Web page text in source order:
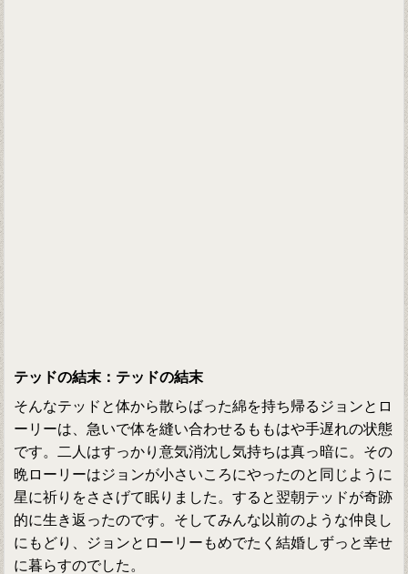
テッドの結末：テッドの結末
そんなテッドと体から散らばった綿を持ち帰るジョンとロ
ーリーは、急いで体を縫い合わせるももはや手遅れの状態
です。二人はすっかり意気消沈し気持ちは真っ暗に。その
晩ローリーはジョンが小さいころにやったのと同じように
星に祈りをささげて眠りました。すると翌朝テッドが奇跡
的に生き返ったのです。そしてみんな以前のような仲良し
にもどり、ジョンとローリーもめでたく結婚しずっと幸せ
に暮らすのでした。